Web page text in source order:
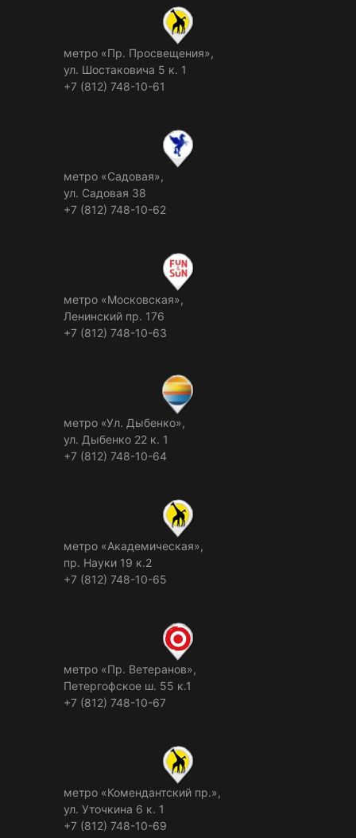
метро «Пр. Просвещения»,
ул. Шостаковича 5 к. 1
+7 (812) 748-10-61
метро «Садовая»,
ул. Садовая 38
+7 (812) 748-10-62
метро «Московская»,
Ленинский пр. 176
+7 (812) 748-10-63
метро «Ул. Дыбенко»,
ул. Дыбенко 22 к. 1
+7 (812) 748-10-64
метро «Академическая»,
пр. Науки 19 к.2
+7 (812) 748-10-65
метро «Пр. Ветеранов»,
Петергофское ш. 55 к.1
+7 (812) 748-10-67
метро «Комендантский пр.»,
ул. Уточкина 6 к. 1
+7 (812) 748-10-69